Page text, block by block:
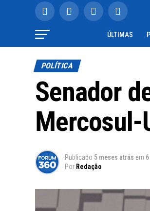
ÚLTIMAS
POLÍTICA
Senador
Mercosul-
Publicado 5 meses atrás em
Por Redação